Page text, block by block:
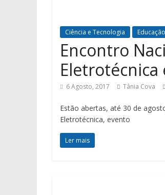
Ciência e Tecnologia Educação
Encontro
6 Agosto, 2017 Tânia Cova
Estão abertas, até 30 de
Eletrotécnica, evento
Ler mais